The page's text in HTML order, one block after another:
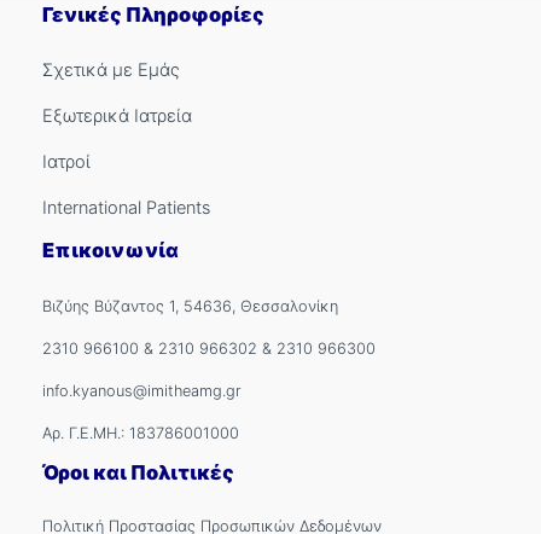
Γενικές Πληροφορίες
Σχετικά με Εμάς
Εξωτερικά Ιατρεία
Ιατροί
International Patients
Επικοινωνία
Βιζύης Βύζαντος 1, 54636, Θεσσαλονίκη
2310 966100 & 2310 966302 & 2310 966300
info.kyanous@imitheamg.gr
Αρ. Γ.Ε.ΜΗ.: 183786001000
Όροι και Πολιτικές
Πολιτική Προστασίας Προσωπικών Δεδομένων